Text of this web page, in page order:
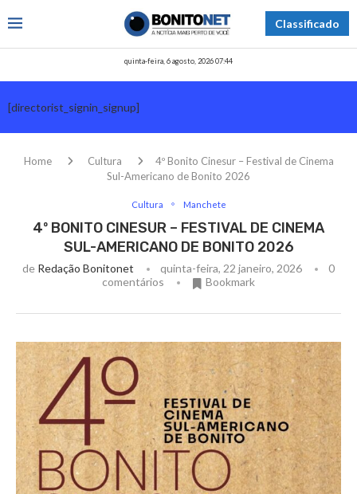
Classificado
quinta-feira, 6 agosto, 2026 07:44
[directorist_signin_signup]
Home Cultura
4º Bonito Cinesur – Festival de Cinema
Sul-Americano de Bonito 2026
Cultura Manchete
4º BONITO CINESUR – FESTIVAL DE CINEMA
SUL-AMERICANO DE BONITO 2026
de Redação Bonitonet quinta-feira, 22 janeiro, 2026
0
comentários
Bookmark